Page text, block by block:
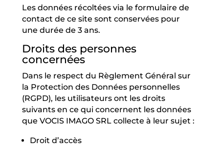
Les données récoltées via le formulaire de
contact de ce site sont conservées pour
une durée de 3 ans.
Droits des personnes
concernées
Dans le respect du Règlement Général sur
la Protection des Données personnelles
(RGPD), les utilisateurs ont les droits
suivants en ce qui concernent les données
que VOCIS IMAGO SRL collecte à leur sujet :
Droit d’accès